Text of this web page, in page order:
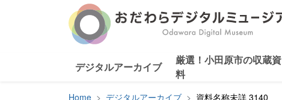
デジタルアーカイブ
厳選！小田原市の収蔵資
料
Home デジタルアーカイブ 資料名称未詳 3140